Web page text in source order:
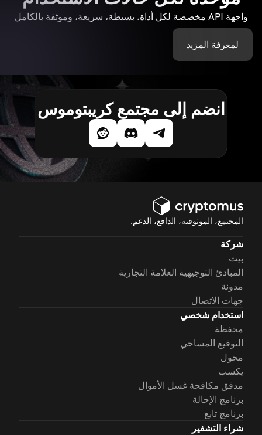
واجهة API مخصصة لكل أداة. بسيطة، سريعة، وموثقة بالكامل
لمعرفة المزيد
انضم إلى مجتمع كريبتوموس
المجتمع، الموثوقية، الدافع، الدعم.
شركة
بيت
المبادئ التوجيهية العلامة التجارية
مدونة
جهات الاتصال
استخدام شخصي
محفظة
التوقيع المساحي
محول
يكسب
مدقق مكافحة غسل الأموال
برنامج الإحالة
برنامج تابع
شراء التشفير